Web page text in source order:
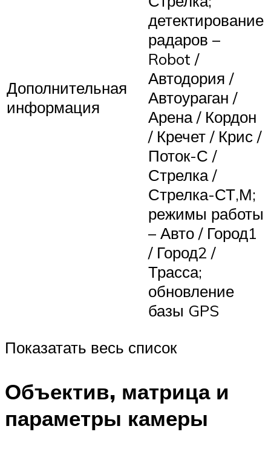
Дополнительная
информация
детектирование
радаров –
Robot /
Автодория /
Автоураган /
Арена / Кордон
/ Кречет / Крис /
Поток-С /
Стрелка /
Стрелка-СТ,М;
режимы работы
– Авто / Город1
/ Город2 /
Трасса;
обновление
базы GPS
Показатать весь список
Объектив, матрица и
параметры камеры